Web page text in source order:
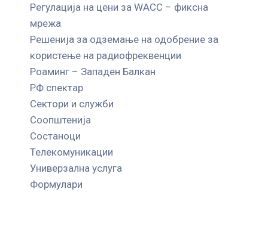
Регулација на цени за WACC – фиксна
мрежа
Решенија за одземање на одобрение за
користење на радиофреквенции
Роаминг – Западен Балкан
РФ спектар
Сектори и служби
Соопштенија
Состаноци
Телекомуникации
Универзална услуга
Формулари